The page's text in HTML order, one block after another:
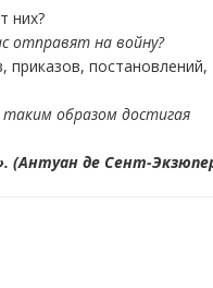
них?
отправят на войну?
постановлений,
образом достигая
(Антуан де Сент-